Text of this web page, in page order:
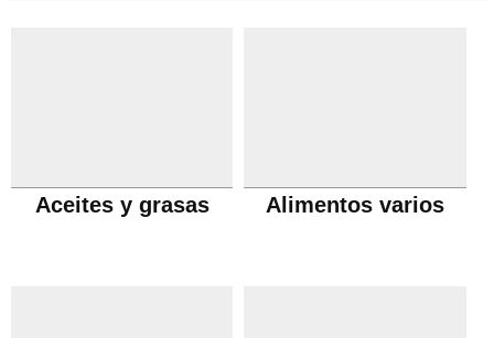
Aceites y grasas Alimentos varios